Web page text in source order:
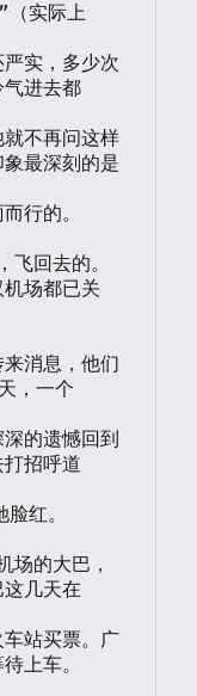
（实际上
实，多少次
进去都
不再问这样
最深刻的是
行的。
场都已关
消息，他们
，一个
的遗憾回到
招呼道
红。
几天在
站买票。广
上车。